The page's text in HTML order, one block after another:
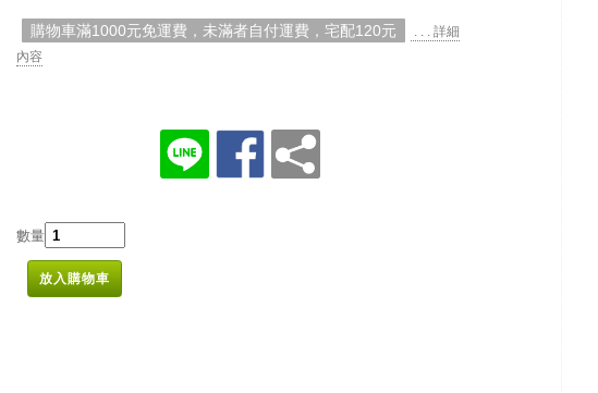
購物車滿1000元免運費，未滿者自付運費，宅配120元
. . . 詳細
內容
數量
放入購物車